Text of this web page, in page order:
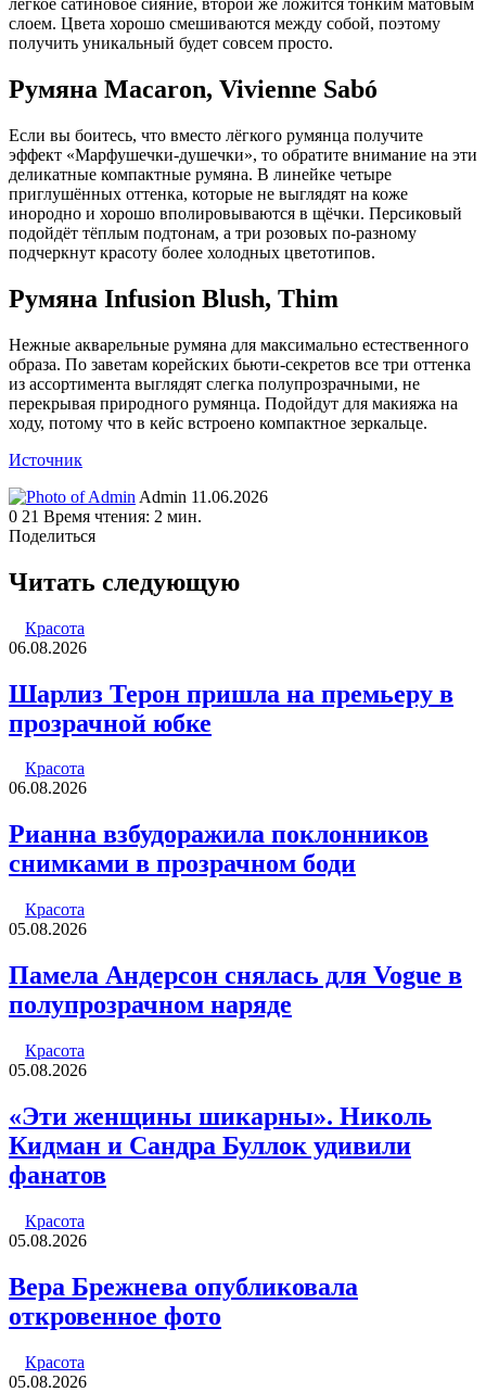
лёгкое сатиновое сияние, второй же ложится тонким матовым
слоем. Цвета хорошо смешиваются между собой, поэтому
получить уникальный будет совсем просто.
Румяна Macaron, Vivienne Sabó
Если вы боитесь, что вместо лёгкого румянца получите
эффект «Марфушечки‑душечки», то обратите внимание на эти
деликатные компактные румяна. В линейке четыре
приглушённых оттенка, которые не выглядят на коже
инородно и хорошо вполировываются в щёчки. Персиковый
подойдёт тёплым подтонам, а три розовых по‑разному
подчеркнут красоту более холодных цветотипов.
Румяна Infusion Blush, Thim
Нежные акварельные румяна для максимально естественного
образа. По заветам корейских бьюти‑секретов все три оттенка
из ассортимента выглядят слегка полупрозрачными, не
перекрывая природного румянца. Подойдут для макияжа на
ходу, потому что в кейс встроено компактное зеркальце.
Источник
Admin Send
an
11.06.2026
0 21 Время чтения: 2 мин.
Поделиться
через
электронную
Читать следующую
Красота
06.08.2026
Шарлиз Терон пришла на премьеру в
прозрачной юбке
Красота
06.08.2026
Рианна взбудоражила поклонников
снимками в прозрачном боди
Красота
05.08.2026
Памела Андерсон снялась для Vogue в
полупрозрачном наряде
Красота
05.08.2026
«Эти женщины шикарны». Николь
Кидман и Сандра Буллок удивили
фанатов
Красота
05.08.2026
Вера Брежнева опубликовала
откровенное фото
Красота
05.08.2026